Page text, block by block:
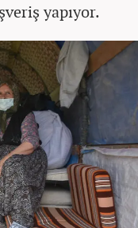
yapıyor.